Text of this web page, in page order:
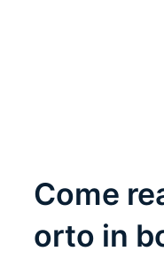
Come
orto in